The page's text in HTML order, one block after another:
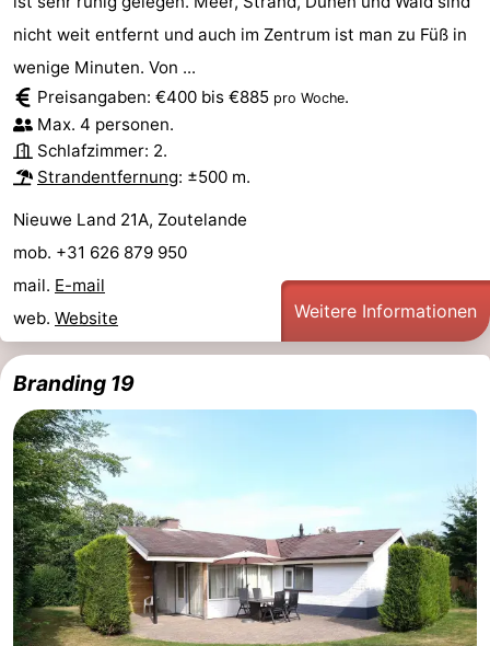
nicht weit entfernt und auch im Zentrum ist man zu Füß in
wenige Minuten. Von ...
Preisangaben: €400 bis €885 pro Woche.
Max. 4 personen.
Schlafzimmer: 2.
Strandentfernung: ±500 m.
Nieuwe Land 21A, Zoutelande
mob. +31 626 879 950
mail. E-mail
web. Website Weitere Informationen
Branding 19